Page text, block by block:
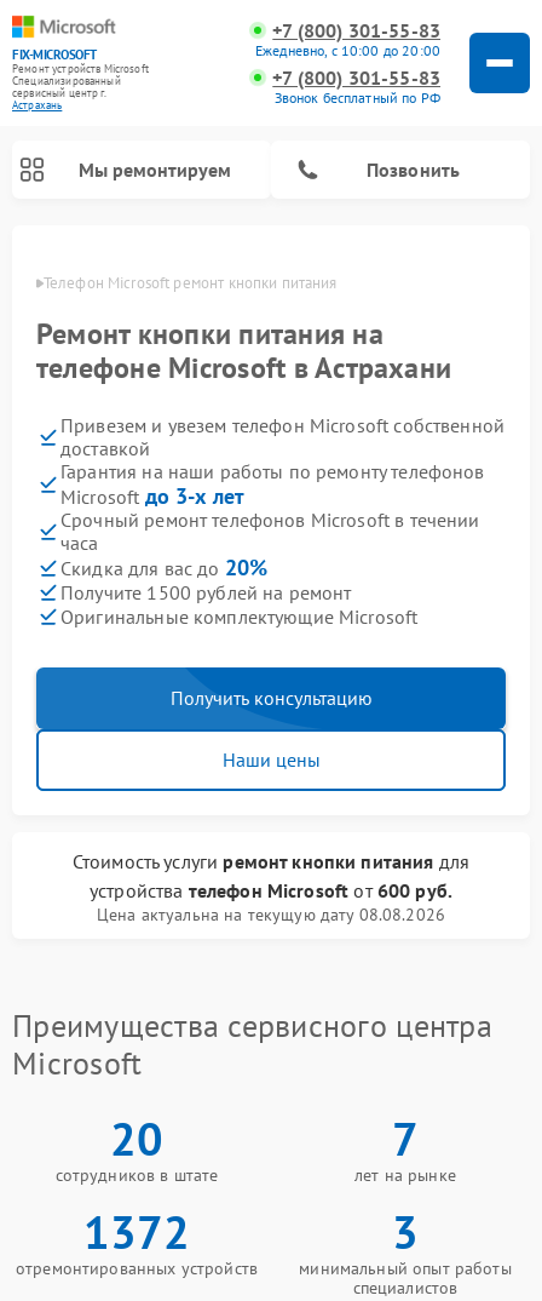
FIX-MICROSOFT
Ремонт устройств Microsoft
Специализированный
cервисный центр г.
Астрахань
+7 (800) 301-55-83
Ежедневно, с 10:00 до 20:00
+7 (800) 301-55-83
Звонок бесплатный по РФ
Мы ремонтируем Позвонить
Телефон Microsoft ремонт кнопки питания
Ремонт кнопки питания на
телефоне Microsoft в Астрахани
Привезем и увезем телефон Microsoft собственной
доставкой
Гарантия на наши работы по ремонту телефонов
Microsoft до 3-х лет
Срочный ремонт телефонов Microsoft в течении
часа
Скидка для вас до 20%
Получите 1500 рублей на ремонт
Оригинальные комплектующие Microsoft
Получить консультацию
Наши цены
Стоимость услуги ремонт кнопки питания для
устройства телефон Microsoft от600 руб.
Цена актуальна на текущую дату 08.08.2026
Преимущества сервисного центра
Microsoft
20
сотрудников в штате
7
лет на рынке
1372
отремонтированных устройств
3
минимальный опыт работы
специалистов